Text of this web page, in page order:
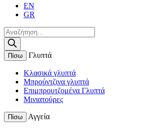
EN
GR
Products
search
Πίσω Γλυπτά
Κλασικά γλυπτά
Μπρούντζινα γλυπτά
Επιμπρουτζομένα Γλυπτά
Μινιατούρες
Πίσω Αγγεία